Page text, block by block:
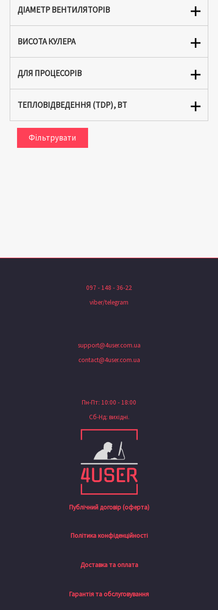
ДІАМЕТР ВЕНТИЛЯТОРІВ
ВИСОТА КУЛЕРА
ДЛЯ ПРОЦЕСОРІВ
ТЕПЛОВІДВЕДЕННЯ (TDP), ВТ
Фільтрувати
097 - 148 - 36-22
viber/telegram
support@4user.com.ua
contact@4user.com.ua
Пн-Пт: 10:00 - 18:00
Сб-Нд: вихідні.
Публічний договір (оферта)
Політика конфіденційності
Доставка та оплата
Гарантія та обслуговування